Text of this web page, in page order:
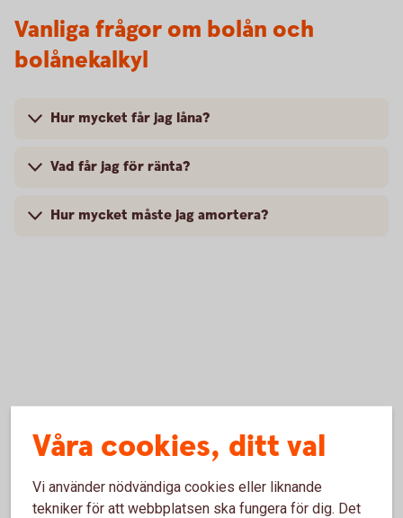
Vanliga frågor om bolån och
bolånekalkyl
Hur mycket får jag låna?
Vad får jag för ränta?
Hur mycket måste jag amortera?
Våra cookies, ditt val
Vi använder nödvändiga cookies eller liknande
tekniker för att webbplatsen ska fungera för dig. Det